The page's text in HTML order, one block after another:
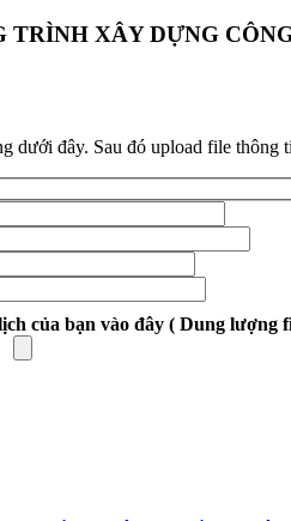
TRÌNH XÂY DỰNG
dưới đây. Sau đó upload file thông
của bạn vào đây ( Dung lượng